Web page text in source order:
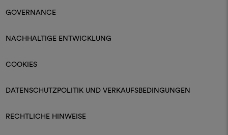
GOVERNANCE
NACHHALTIGE ENTWICKLUNG
COOKIES
DATENSCHUTZPOLITIK UND VERKAUFSBEDINGUNGEN
RECHTLICHE HINWEISE